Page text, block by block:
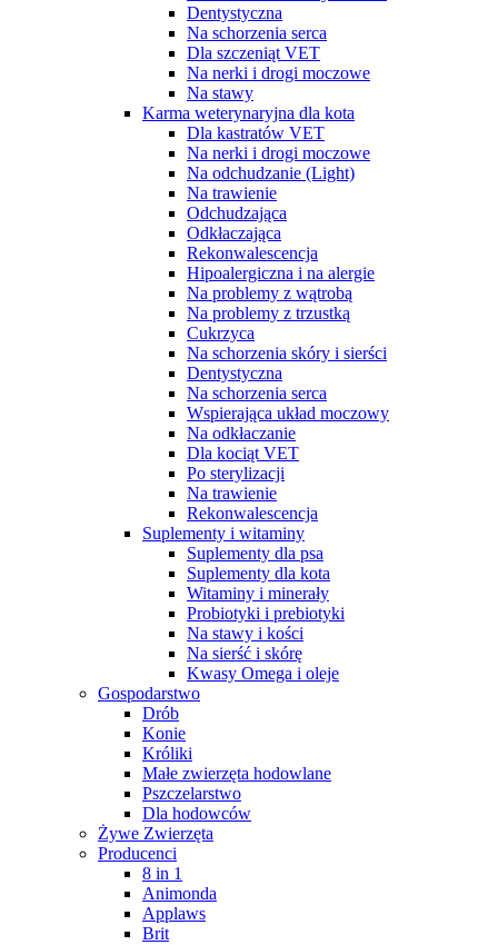
Dentystyczna
Na schorzenia serca
Dla szczeniąt VET
Na nerki i drogi moczowe
Na stawy
Karma weterynaryjna dla kota
Dla kastratów VET
Na nerki i drogi moczowe
Na odchudzanie (Light)
Na trawienie
Odchudzająca
Odkłaczająca
Rekonwalescencja
Hipoalergiczna i na alergie
Na problemy z wątrobą
Na problemy z trzustką
Cukrzyca
Na schorzenia skóry i sierści
Dentystyczna
Na schorzenia serca
Wspierająca układ moczowy
Na odkłaczanie
Dla kociąt VET
Po sterylizacji
Na trawienie
Rekonwalescencja
Suplementy i witaminy
Suplementy dla psa
Suplementy dla kota
Witaminy i minerały
Probiotyki i prebiotyki
Na stawy i kości
Na sierść i skórę
Kwasy Omega i oleje
Gospodarstwo
Drób
Konie
Króliki
Małe zwierzęta hodowlane
Pszczelarstwo
Dla hodowców
Żywe Zwierzęta
Producenci
8 in 1
Animonda
Applaws
Brit